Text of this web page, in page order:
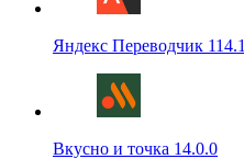
Яндекс Переводчик 114.1
Вкусно и точка 14.0.0